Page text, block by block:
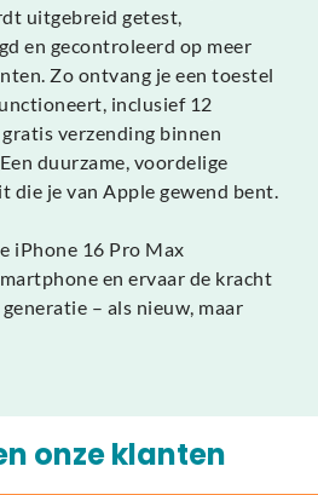
uitgebreid getest,
en gecontroleerd op meer
Zo ontvang je een toestel
inclusief 12
verzending binnen
duurzame, voordelige
die je van Apple gewend bent.
iPhone 16 Pro Max
en ervaar de kracht
– als nieuw, maar
onze klanten